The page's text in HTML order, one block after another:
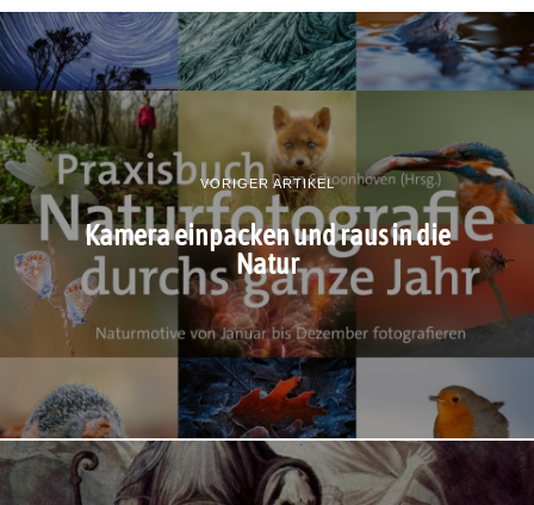
VORIGER ARTIKEL
Kamera einpacken und raus in die
Natur